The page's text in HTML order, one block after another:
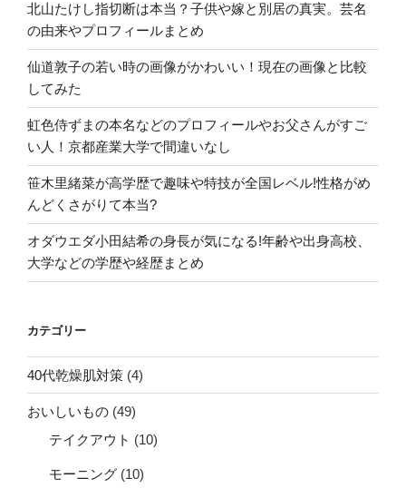
北山たけし指切断は本当？子供や嫁と別居の真実。芸名
の由来やプロフィールまとめ
仙道敦子の若い時の画像がかわいい！現在の画像と比較
してみた
虹色侍ずまの本名などのプロフィールやお父さんがすご
い人！京都産業大学で間違いなし
笹木里緒菜が高学歴で趣味や特技が全国レベル!性格がめ
んどくさがりて本当?
オダウエダ小田結希の身長が気になる!年齢や出身高校、
大学などの学歴や経歴まとめ
カテゴリー
40代乾燥肌対策 (4)
おいしいもの (49)
テイクアウト (10)
モーニング (10)